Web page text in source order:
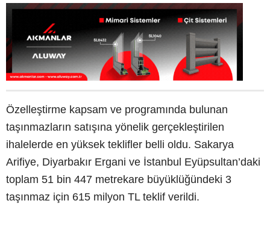
Özelleştirme kapsam ve programında bulunan
taşınmazların satışına yönelik gerçekleştirilen
ihalelerde en yüksek teklifler belli oldu. Sakarya
Arifiye, Diyarbakır Ergani ve İstanbul Eyüpsultan’daki
toplam 51 bin 447 metrekare büyüklüğündeki 3
taşınmaz için 615 milyon TL teklif verildi.